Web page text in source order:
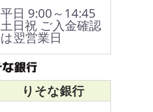
平日 9:00～14:45
土日祝 ご入金確認
は翌営業日
りそな銀行